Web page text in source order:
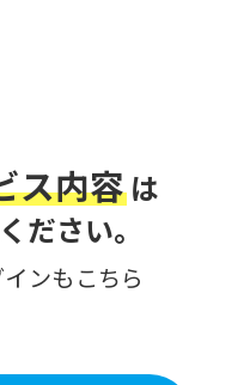
ス内容 は
ださい。
ンもこちら